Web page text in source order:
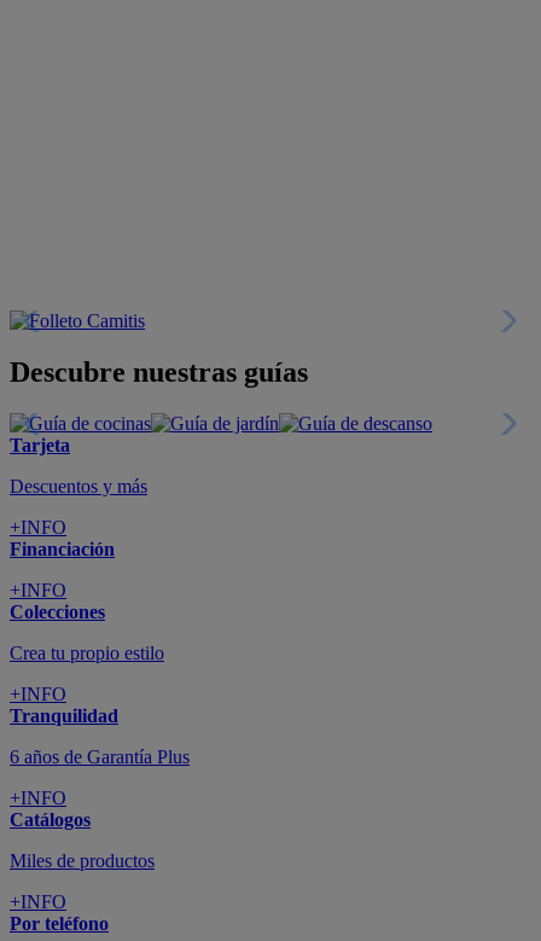
Descubre nuestras guías
Tarjeta
Descuentos y más
+INFO
Financiación
+INFO
Colecciones
Crea tu propio estilo
+INFO
Tranquilidad
6 años de Garantía Plus
+INFO
Catálogos
Miles de productos
+INFO
Por teléfono